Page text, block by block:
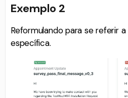
Exemplo 2
Reformulando para se referir
específica.